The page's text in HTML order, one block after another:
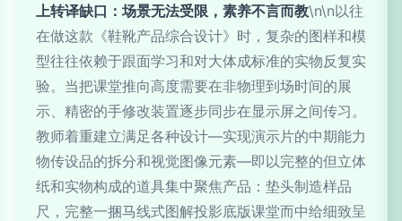
上转译缺口：场景无法受限，素养不言而教\n\n以往
在做这款《鞋靴产品综合设计》时，复杂的图样和模
型往往依赖于跟面学习和对大体成标准的实物反复实
验。当把课堂推向高度需要在非物理到场时间的展
示、精密的手修改装置逐步同步在显示屏之间传习。
教师着重建立满足各种设计—实现演示片的中期能力
物传设品的拆分和视觉图像元素—即以完整的但立体
纸和实物构成的道具集中聚焦产品：垫头制造样品
尺，完整一捆马线式图解投影底版课堂而中给细致呈